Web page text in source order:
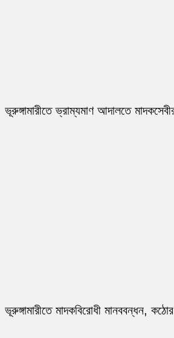
ভূরুঙ্গামারীতে ভ্রাম্যমাণ আদালতে
ভূরুঙ্গামারীতে মাদকবিরোধী মানববন্ধন,